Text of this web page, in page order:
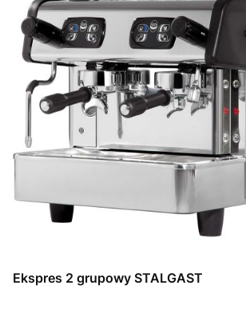
Ekspres 2 grupowy STALGAST